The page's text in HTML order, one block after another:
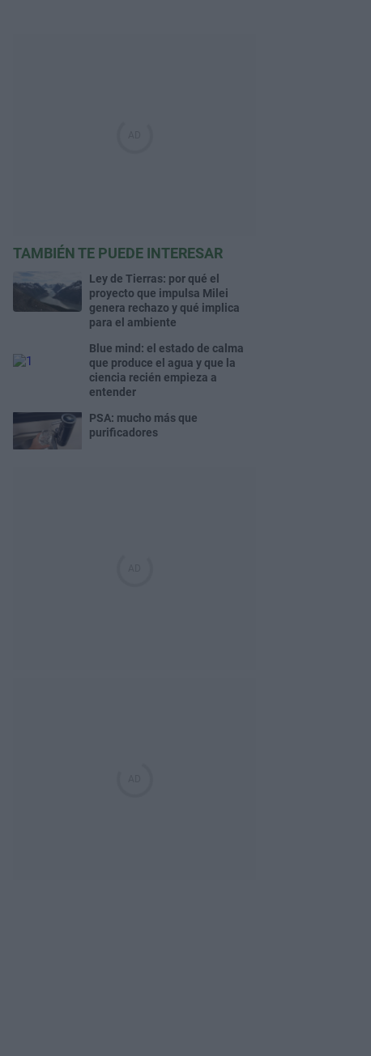
TAMBIÉN TE PUEDE INTERESAR
Ley de Tierras: por qué el
proyecto que impulsa Milei
genera rechazo y qué implica
para el ambiente
Blue mind: el estado de calma
que produce el agua y que la
ciencia recién empieza a
entender
PSA: mucho más que
purificadores